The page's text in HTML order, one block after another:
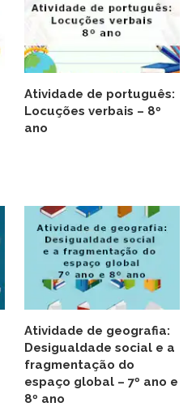
Atividade de português:
Locuções verbais – 8º
ano
Atividade de geografia:
Desigualdade social e a
fragmentação do
espaço global – 7º ano e
8º ano